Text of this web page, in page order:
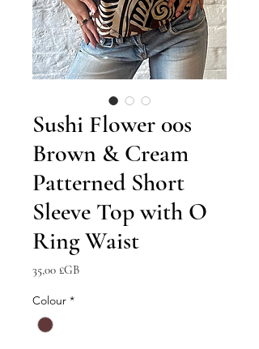
Sushi Flower 00s
Brown & Cream
Patterned Short
Sleeve Top with O
Ring Waist
35,00 £GBPrix
Colour *